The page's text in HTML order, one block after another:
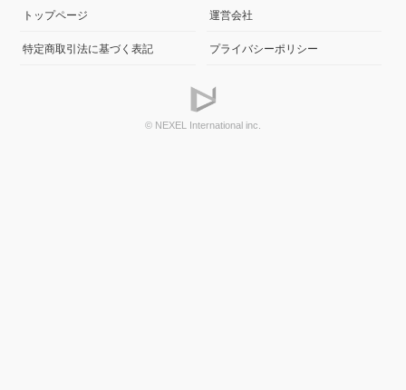
トップページ 運営会社
特定商取引法に基づく表記 プライバシーポリシー
© NEXEL International inc.